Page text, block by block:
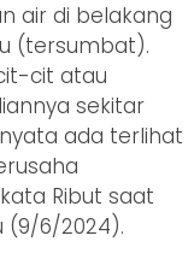
air di belakang
(tersumbat).
cit atau
sekitar
ada terlihat
Ribut saat
(9/6/2024).